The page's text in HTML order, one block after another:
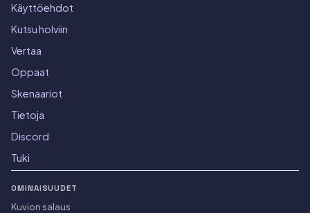
Käyttöehdot
Kutsu holviin
Vertaa
Oppaat
Skenaariot
Tietoja
Discord
Tuki
OMINAISUUDET
Kuvion salaus